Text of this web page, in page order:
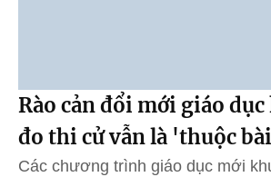
Rào cản đổi mới giáo
đo thi cử vẫn là 'thuộc
Các chương trình giáo dục mới